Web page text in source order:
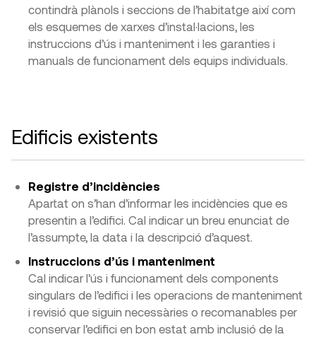
contindrà plànols i seccions de l’habitatge així com
els esquemes de xarxes d’instal·lacions, les
instruccions d’ús i manteniment i les garanties i
manuals de funcionament dels equips individuals.
Edificis existents
Registre d’incidències
Apartat on s’han d’informar les incidències que es
presentin a l’edifici. Cal indicar un breu enunciat de
l’assumpte, la data i la descripció d’aquest.
Instruccions d’ús i manteniment
Cal indicar l’ús i funcionament dels components
singulars de l’edifici i les operacions de manteniment
i revisió que siguin necessàries o recomanables per
conservar l’edifici en bon estat amb inclusió de la